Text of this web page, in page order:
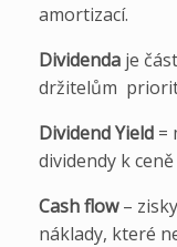
amortizací.
Dividenda je
držitelům
Dividend Yield =
dividendy k ceně
Cash flow–
náklady, které